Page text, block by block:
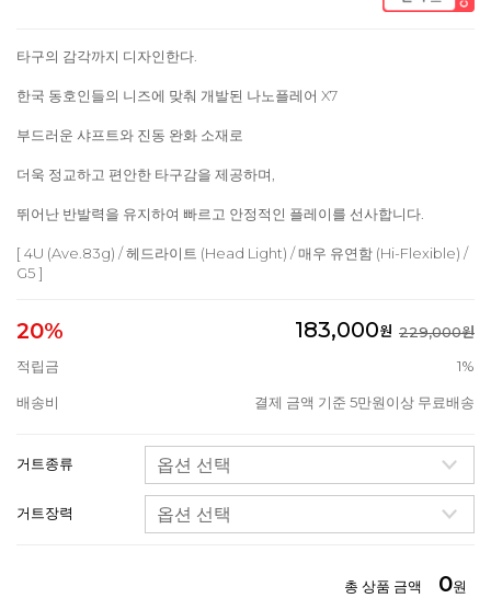
타구의 감각까지 디자인한다.
한국 동호인들의 니즈에 맞춰 개발된 나노플레어 X7
부드러운 샤프트와 진동 완화 소재로
더욱 정교하고 편안한 타구감을 제공하며,
뛰어난 반발력을 유지하여 빠르고 안정적인 플레이를 선사합니다.
[ 4U (Ave.83g) / 헤드라이트 (Head Light) / 매우 유연함 (Hi-Flexible) /
G5 ]
20% 183,000원 229,000원
적립금
1%
배송비 결제 금액 기준 5만원이상 무료배송
거트종류
거트장력
총 상품 금액 0원